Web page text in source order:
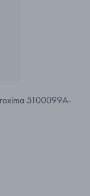
5100099A-